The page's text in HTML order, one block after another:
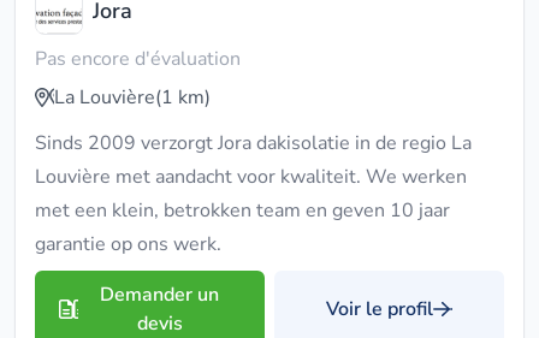
Jora
Pas encore d'évaluation
La Louvière(1 km)
Sinds 2009 verzorgt Jora dakisolatie in de regio La
Louvière met aandacht voor kwaliteit. We werken
met een klein, betrokken team en geven 10 jaar
garantie op ons werk.
Demander un
devis
Voir le profil